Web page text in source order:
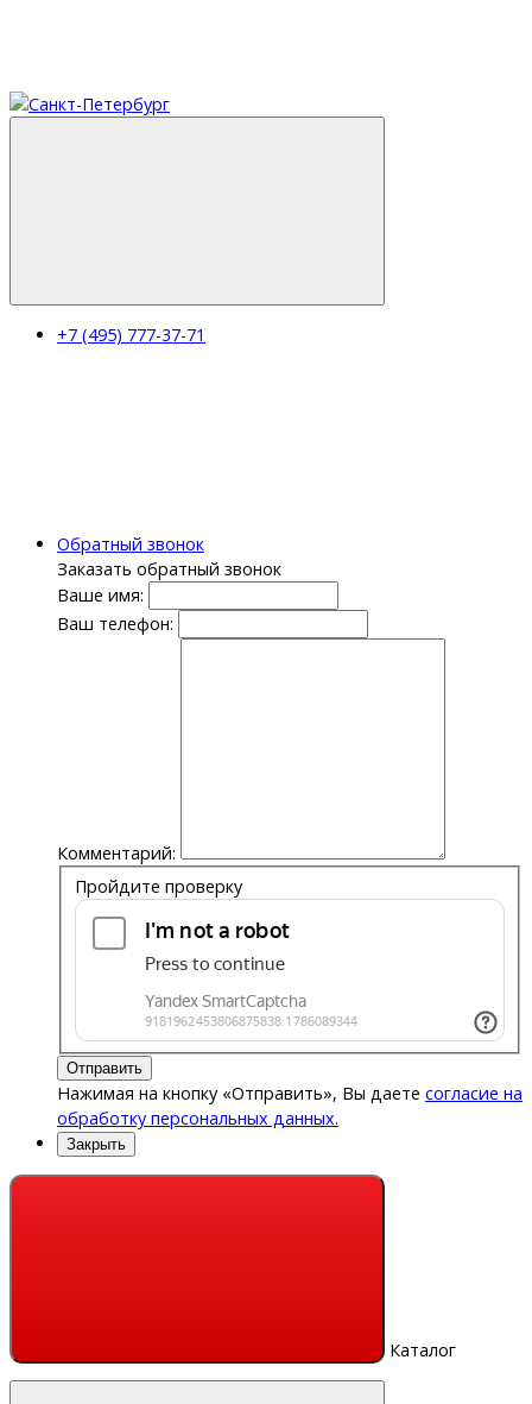
+7 (495) 777-37-71
Обратный звонок
Заказать обратный звонок
Ваше имя:
Ваш телефон:
Комментарий:
Пройдите проверку
Отправить
Нажимая на кнопку «Отправить», Вы даете согласие на
обработку персональных данных.
Закрыть
Каталог